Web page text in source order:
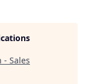
- Sales